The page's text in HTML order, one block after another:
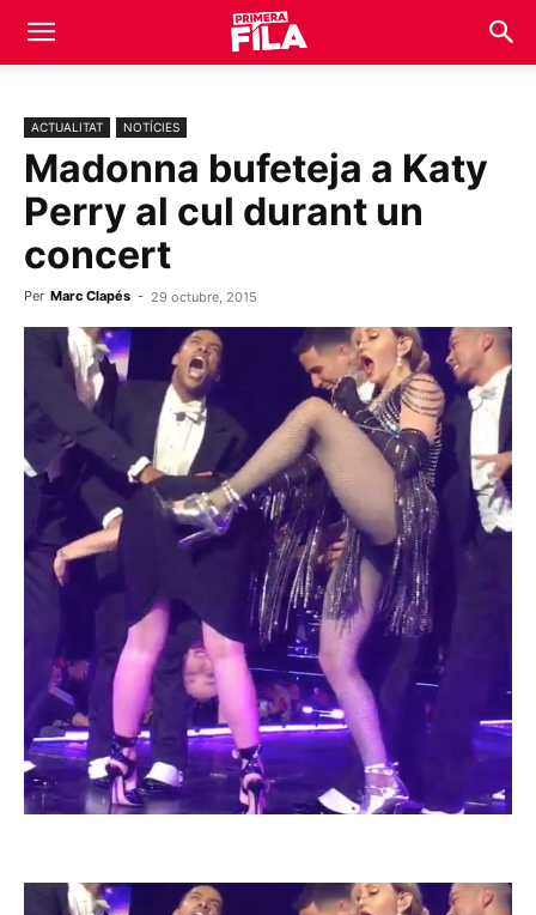
ACTUALITAT NOTÍCIES
Madonna bufeteja a Katy
Perry al cul durant un
concert
Per Marc Clapés - 29 octubre, 2015